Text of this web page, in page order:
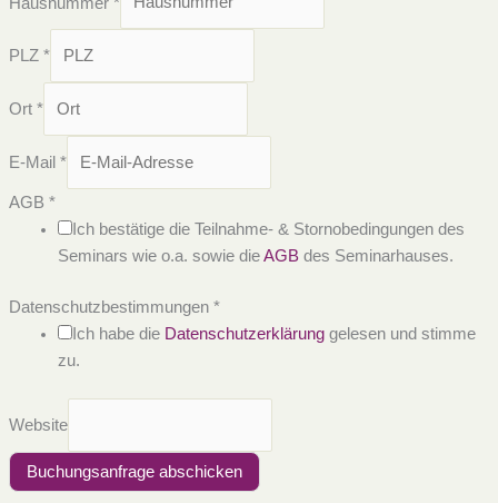
PLZ *
Ort *
E-Mail *
AGB *
Ich bestätige die Teilnahme- & Stornobedingungen des
Seminars wie o.a. sowie dieAGBdes Seminarhauses.
Datenschutzbestimmungen *
Ich habe die Datenschutzerklärunggelesen und stimme
zu.
Website
Buchungsanfrage abschicken